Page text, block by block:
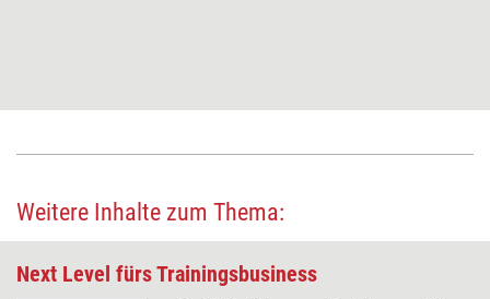
Weitere Inhalte zum Thema:
Next Level fürs Trainingsbusiness